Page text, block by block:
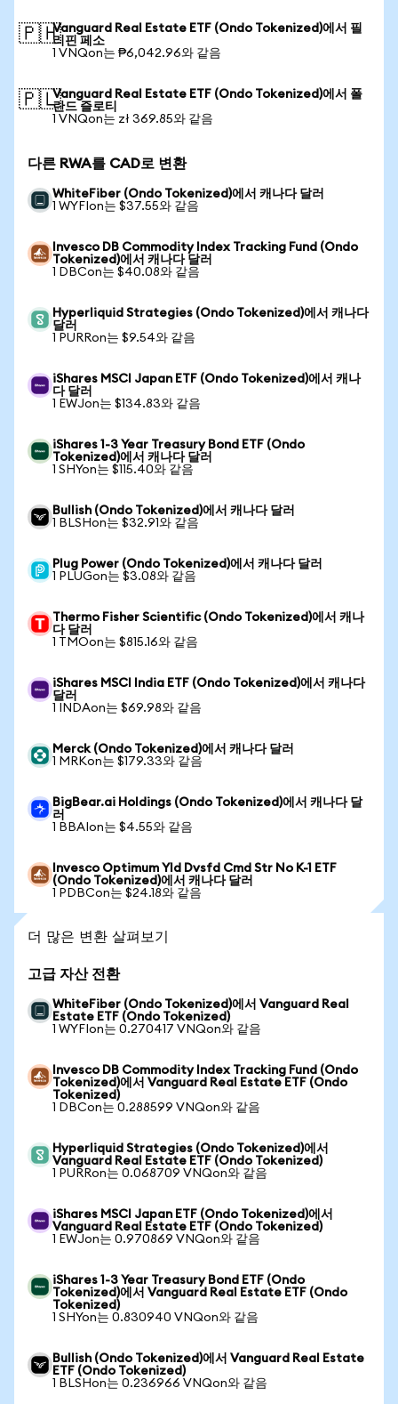
🇵🇭Vanguard Real Estate ETF (Ondo Tokenized)에서 필
리핀 페소
1 VNQon는 ₱6,042.96와 같음
🇵🇱Vanguard Real Estate ETF (Ondo Tokenized)에서 폴
란드 즐로티
1 VNQon는 zł 369.85와 같음
다른 RWA를 CAD로 변환
WhiteFiber (Ondo Tokenized)에서 캐나다 달러
1 WYFIon는 $37.55와 같음
Invesco DB Commodity Index Tracking Fund (Ondo
Tokenized)에서 캐나다 달러
1 DBCon는 $40.08와 같음
Hyperliquid Strategies (Ondo Tokenized)에서 캐나다
달러
1 PURRon는 $9.54와 같음
iShares MSCI Japan ETF (Ondo Tokenized)에서 캐나
다 달러
1 EWJon는 $134.83와 같음
iShares 1-3 Year Treasury Bond ETF (Ondo
Tokenized)에서 캐나다 달러
1 SHYon는 $115.40와 같음
Bullish (Ondo Tokenized)에서 캐나다 달러
1 BLSHon는 $32.91와 같음
Plug Power (Ondo Tokenized)에서 캐나다 달러
1 PLUGon는 $3.08와 같음
Thermo Fisher Scientific (Ondo Tokenized)에서 캐나
다 달러
1 TMOon는 $815.16와 같음
iShares MSCI India ETF (Ondo Tokenized)에서 캐나다
달러
1 INDAon는 $69.98와 같음
Merck (Ondo Tokenized)에서 캐나다 달러
1 MRKon는 $179.33와 같음
BigBear.ai Holdings (Ondo Tokenized)에서 캐나다 달
러
1 BBAIon는 $4.55와 같음
Invesco Optimum Yld Dvsfd Cmd Str No K-1 ETF
(Ondo Tokenized)에서 캐나다 달러
1 PDBCon는 $24.18와 같음
더 많은 변환 살펴보기
고급 자산 전환
WhiteFiber (Ondo Tokenized)에서 Vanguard Real
Estate ETF (Ondo Tokenized)
1 WYFIon는 0.270417 VNQon와 같음
Invesco DB Commodity Index Tracking Fund (Ondo
Tokenized)에서 Vanguard Real Estate ETF (Ondo
Tokenized)
1 DBCon는 0.288599 VNQon와 같음
Hyperliquid Strategies (Ondo Tokenized)에서
Vanguard Real Estate ETF (Ondo Tokenized)
1 PURRon는 0.068709 VNQon와 같음
iShares MSCI Japan ETF (Ondo Tokenized)에서
Vanguard Real Estate ETF (Ondo Tokenized)
1 EWJon는 0.970869 VNQon와 같음
iShares 1-3 Year Treasury Bond ETF (Ondo
Tokenized)에서 Vanguard Real Estate ETF (Ondo
Tokenized)
1 SHYon는 0.830940 VNQon와 같음
Bullish (Ondo Tokenized)에서 Vanguard Real Estate
ETF (Ondo Tokenized)
1 BLSHon는 0.236966 VNQon와 같음